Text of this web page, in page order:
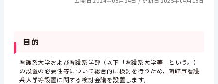
目的
看護系大学および看護系学部（以下「看護系大学等」という。）
の設置の必要性等について総合的に検討を行うため，函館市看護
系大学等設置に関する検討会議を設置します。